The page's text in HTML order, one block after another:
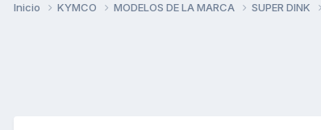
Inicio KYMCO MODELOS DE LA MARCA SUPER DINK